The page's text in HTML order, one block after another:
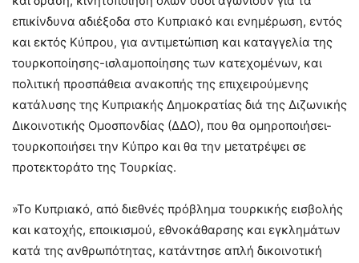
επικίνδυνα αδιέξοδα στο Κυπριακό και ενημέρωση, εντός
και εκτός Κύπρου, για αντιμετώπιση και καταγγελία της
τουρκοποίησης-ισλαμοποίησης των κατεχομένων, και
πολιτική προσπάθεια ανακοπής της επιχειρούμενης
κατάλυσης της Κυπριακής Δημοκρατίας διά της Διζωνικής
Δικοινοτικής Ομοσπονδίας (ΔΔΟ), που θα ομηροποιήσει-
τουρκοποιήσει την Κύπρο και θα την μετατρέψει σε
προτεκτοράτο της Τουρκίας.
»Το Κυπριακό, από διεθνές πρόβλημα τουρκικής εισβολής
και κατοχής, εποικισμού, εθνοκάθαρσης και εγκλημάτων
κατά της ανθρωπότητας, κατάντησε απλή δικοινοτική